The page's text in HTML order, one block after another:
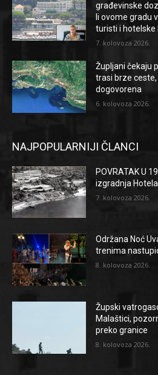
građevinske
li ovome gradu
turisti i hotelske
7. kolovoza 2026.
Župljani čekaju
trasi brze ceste,
dogovorena
6. kolovoza 2026.
NAJPOPULARNIJI ČLANCI
POVRATAK U
izgradnja
7. kolovoza 2026.
Održana Noć
trenima
8. kolovoza 2026.
Župski
Malaštici,
preko granice
8. kolovoza 2026.